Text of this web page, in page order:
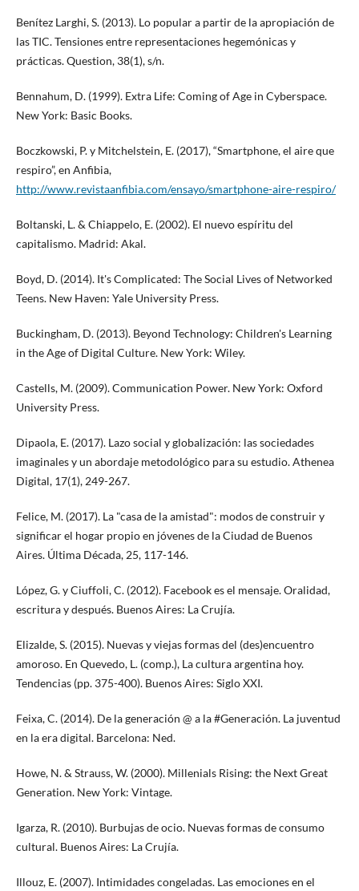
Benítez Larghi, S. (2013). Lo popular a partir de la apropiación de
las TIC. Tensiones entre representaciones hegemónicas y
prácticas. Question, 38(1), s/n.
Bennahum, D. (1999). Extra Life: Coming of Age in Cyberspace.
New York: Basic Books.
Boczkowski, P. y Mitchelstein, E. (2017), “Smartphone, el aire que
respiro”, en Anfibia,
http://www.revistaanfibia.com/ensayo/smartphone-aire-respiro/
Boltanski, L. & Chiappelo, E. (2002). El nuevo espíritu del
capitalismo. Madrid: Akal.
Boyd, D. (2014). It's Complicated: The Social Lives of Networked
Teens. New Haven: Yale University Press.
Buckingham, D. (2013). Beyond Technology: Children's Learning
in the Age of Digital Culture. New York: Wiley.
Castells, M. (2009). Communication Power. New York: Oxford
University Press.
Dipaola, E. (2017). Lazo social y globalización: las sociedades
imaginales y un abordaje metodológico para su estudio. Athenea
Digital, 17(1), 249-267.
Felice, M. (2017). La "casa de la amistad": modos de construir y
significar el hogar propio en jóvenes de la Ciudad de Buenos
Aires. Última Década, 25, 117-146.
López, G. y Ciuffoli, C. (2012). Facebook es el mensaje. Oralidad,
escritura y después. Buenos Aires: La Crujía.
Elizalde, S. (2015). Nuevas y viejas formas del (des)encuentro
amoroso. En Quevedo, L. (comp.), La cultura argentina hoy.
Tendencias (pp. 375-400). Buenos Aires: Siglo XXI.
Feixa, C. (2014). De la generación @ a la #Generación. La juventud
en la era digital. Barcelona: Ned.
Howe, N. & Strauss, W. (2000). Millenials Rising: the Next Great
Generation. New York: Vintage.
Igarza, R. (2010). Burbujas de ocio. Nuevas formas de consumo
cultural. Buenos Aires: La Crujía.
Illouz, E. (2007). Intimidades congeladas. Las emociones en el